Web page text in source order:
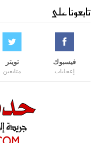
تابعونا على
فيسبوك
إعجابات
تويتر
متابعين